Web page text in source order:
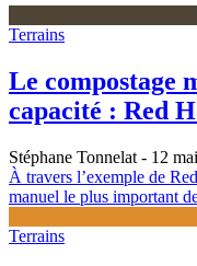
Terrains
Le compostage
capacité : Red
Stéphane Tonnelat - 12
À travers l’exemple de
manuel le plus important
Terrains